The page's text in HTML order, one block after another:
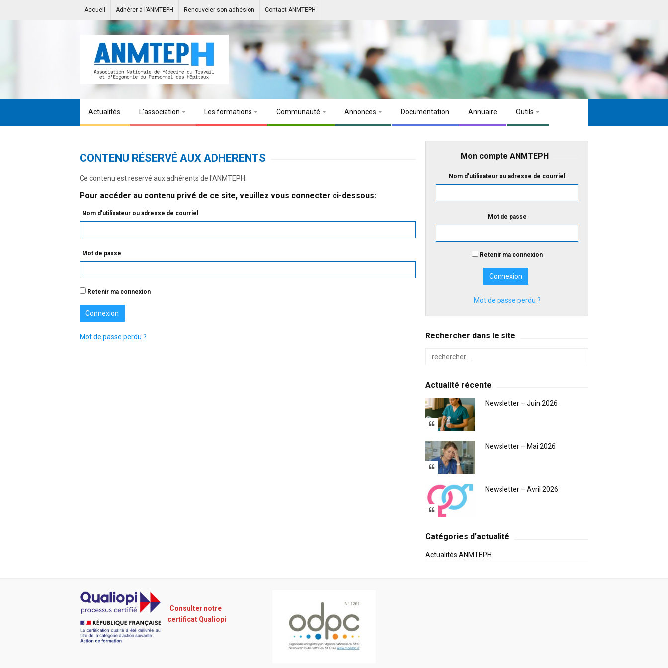
Accueil Adhérer à l’ANMTEPH Renouveler son adhésion Contact ANMTEPH
Actualités L’association Les formations Communauté Annonces Documentation Annuaire Outils
CONTENU RÉSERVÉ AUX ADHERENTS
Ce contenu est reservé aux adhérents de l'ANMTEPH.
Pour accéder au contenu privé de ce site, veuillez vous connecter ci-dessous:
Nom d'utilisateur ou adresse de courriel
Mot de passe
Retenir ma connexion
Mot de passe perdu ?
Mon compte ANMTEPH
Nom d'utilisateur ou adresse de courriel
Mot de passe
Retenir ma connexion
Mot de passe perdu ?
Rechercher dans le site
Actualité récente
Newsletter – Juin 2026
Newsletter – Mai 2026
Newsletter – Avril 2026
Catégories d’actualité
Actualités ANMTEPH
Consulter notre
certificat Qualiopi